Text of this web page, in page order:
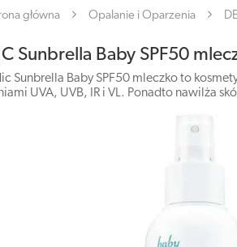
główna Opalanie i Oparzenia
Sunbrella Baby SPF50
Sunbrella Baby SPF50 mleczko to
UVA, UVB, IR i VL. Ponadto nawilża